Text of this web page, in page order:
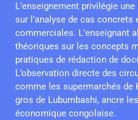
L’enseignement privilégie
sur l’analyse de cas
commerciales. L’enseignant
théoriques sur les concepts
pratiques de rédaction de
L’observation directe des
comme les supermarchés de
gros de Lubumbashi, ancre
économique congolaise.